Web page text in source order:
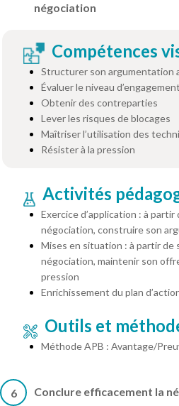
négociation
Compétences
Structurer son argumentation
Évaluer le niveau
Obtenir des contreparties
Lever les risques de blocages
Maîtriser l’utilisation des
Résister à la pression
Activités
Exercice d’application : à partir
négociation, construire son
Mises en situation : à partir de
négociation, maintenir son
pression
Enrichissement du plan
Outils et
Méthode APB : Avantage/
6 Conclure efficacement la